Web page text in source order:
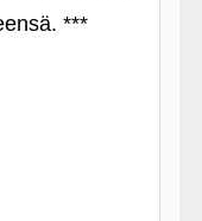
***